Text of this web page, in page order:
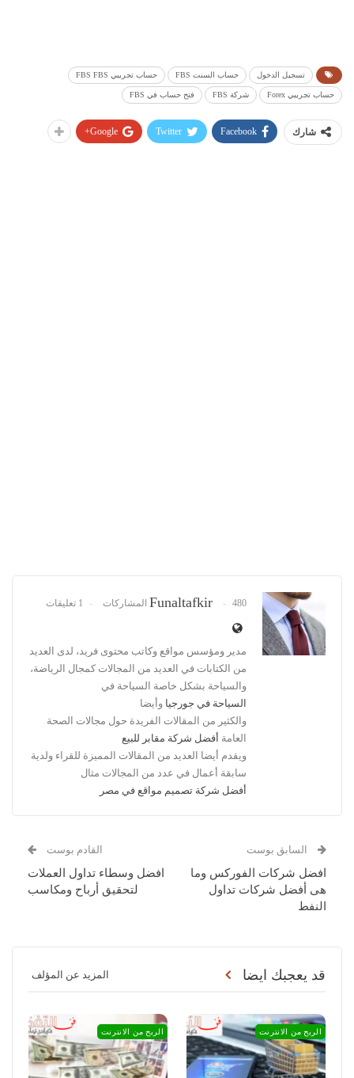
تسجيل الدخول حساب السنت FBS حساب تجريبي FBS FBS
حساب تجريبي Forex شركة FBS فتح حساب في FBS
شارك Facebook
Twitter
Google+
Funaltafkir 480 المشاركات 1 تعليقات
مدير ومؤسس مواقع وكاتب محتوى فريد، لدى العديد
من الكتابات في العديد من المجالات كمجال الرياضة،
والسياحة بشكل خاصة السياحة في
السياحة في جورجيا وأيضا
والكثير من المقالات الفريدة حول مجالات الصحة
العامة أفضل شركة مقابر للبيع
ويقدم أيضا العديد من المقالات المميزة للقراء ولدية
سابقة أعمال في عدد من المجالات مثال
أفضل شركة تصميم مواقع في مصر
السابق بوست
افضل شركات الفوركس وما
هى أفضل شركات تداول
النفط
القادم بوست
افضل وسطاء تداول العملات
لتحقيق أرباح ومكاسب
قد يعجبك ايضا المزيد عن المؤلف
الربح من الانترنت الربح من الانترنت